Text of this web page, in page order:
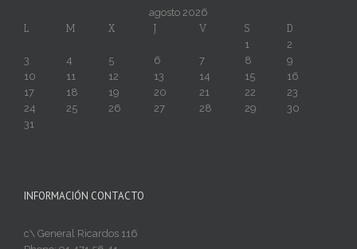
agosto 2026
L
M X J V S
D
1
2
3
4 5 6 7 8
9
10
11 12 13 14 15
16
17
18 19 20 21 22
23
24
25 26 27 28 29
30
31
INFORMACIÓN CONTACTO
c\ General Ricardos 116